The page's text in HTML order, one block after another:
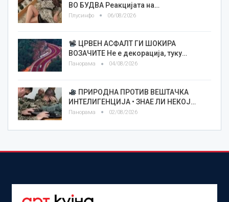
ВО БУДВА Реакцијата на…
Плусинфо 06/08/2026
ЦРВЕН АСФАЛТ ГИ ШОКИРА
ВОЗАЧИТЕ Не е декорација, туку…
Панорама 04/08/2026
ПРИРОДНА ПРОТИВ ВЕШТАЧКА
ИНТЕЛИГЕНЦИЈА • ЗНАЕ ЛИ НЕКОЈ…
Панорама 02/08/2026